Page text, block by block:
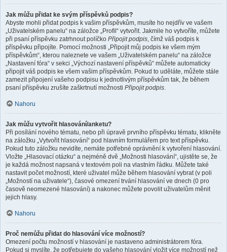
Jak můžu přidat ke svým příspěvků podpis?
Abyste mohli přidat podpis k vašim příspěvkům, musíte ho nejdřív ve vašem
„Uživatelském panelu“ na záložce „Profil“ vytvořit. Jakmile ho vytvoříte, můžete
při psaní příspěvku zatrhnout políčko Připojit podpis, čímž váš podpis k
příspěvku připojíte. Pomocí možnosti „Připojit můj podpis ke všem mým
příspěvkům“, kterou naleznete ve vašem „Uživatelském panelu“ na záložce
„Nastavení fóra“ v sekci „Výchozí nastavení příspěvků“ můžete automaticky
připojit váš podpis ke všem vašim příspěvkům. Pokud to uděláte, můžete stále
zamezit připojení vašeho podpisu k jednotlivým příspěvkům tak, že během
psaní příspěvku zrušíte zaškrtnutí možnosti Připojit podpis.
Nahoru
Jak můžu vytvořit hlasování/anketu?
Při posílání nového tématu, nebo při úpravě prvního příspěvku tématu, klikněte
na záložku „Vytvořit hlasování“ pod hlavním formulářem pro text příspěvku.
Pokud tuto záložku nevidíte, nemáte potřebné oprávnění k vytvoření hlasování.
Vložte „Hlasovací otázku“ a nejméně dvě „Možnosti hlasování“, ujistěte se, že
je každá možnost napsaná v textovém poli na vlastním řádku. Můžete také
nastavit počet možností, které uživatel může během hlasování vybrat (v poli
„Možností na uživatele“), časové omezení trvání hlasování ve dnech (0 pro
časově neomezené hlasování) a nakonec můžete povolit uživatelům měnit
jejich hlasy.
Nahoru
Proč nemůžu přidat do hlasování více možností?
Omezení počtu možností v hlasování je nastaveno administrátorem fóra.
Pokud si myslíte, že potřebujete do vašeho hlasování vložit více možností než